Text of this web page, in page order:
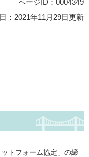
ページID：0004349
：2021年11月29日更新
トフォーム協定」の締